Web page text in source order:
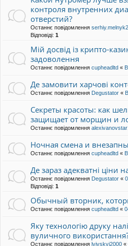
контроля внутренних
отверстий?
Останнє повідомлення
Відповіді: 1
Мій досвід із крипто-
задоволення
Останнє повідомлення cupheadltd «
Де замовити харчові
Останнє повідомлення Degustator «
Секреты красоты: как
защищает от морщин и
Останнє повідомлення
Ночная смена и
Останнє повідомлення cupheadltd «
Де зараз адекватні ціни
Останнє повідомлення Degustator «
Відповіді: 1
Обычный вторник,
Останнє повідомлення cupheadltd «
Яку технологію друку
вуличного
Останнє повідомлення lvivskyi2000 «